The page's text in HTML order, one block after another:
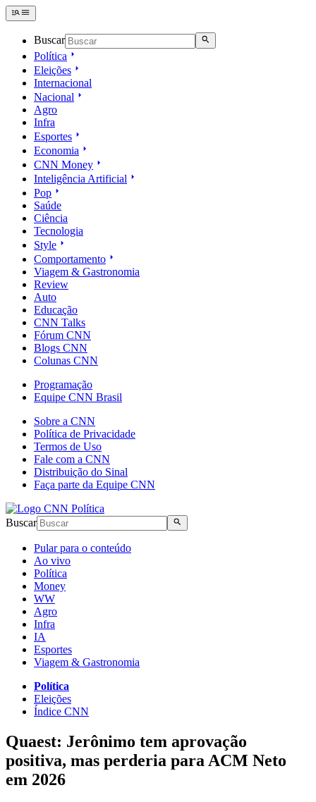
Buscar
Política
Eleições
Internacional
Nacional
Agro
Infra
Esportes
Economia
CNN Money
Inteligência Artificial
Pop
Saúde
Ciência
Tecnologia
Style
Comportamento
Viagem & Gastronomia
Review
Auto
Educação
CNN Talks
Fórum CNN
Blogs CNN
Colunas CNN
Programação
Equipe CNN Brasil
Sobre a CNN
Política de Privacidade
Termos de Uso
Fale com a CNN
Distribuição do Sinal
Faça parte da Equipe CNN
Buscar
Pular para o conteúdo
Ao vivo
Política
Money
WW
Agro
Infra
IA
Esportes
Viagem & Gastronomia
Política
Eleições
Índice CNN
Quaest: Jerônimo tem aprovação
positiva, mas perderia para ACM Neto
em 2026